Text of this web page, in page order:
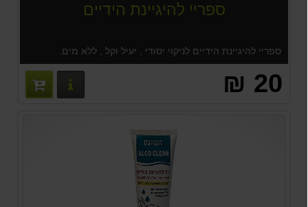
ספריי להיגיינת הידיים
ספריי להיגיינת הידיים לניקוי יסודי , יעיל וקל , ללא מים.
20 ₪ פרטים